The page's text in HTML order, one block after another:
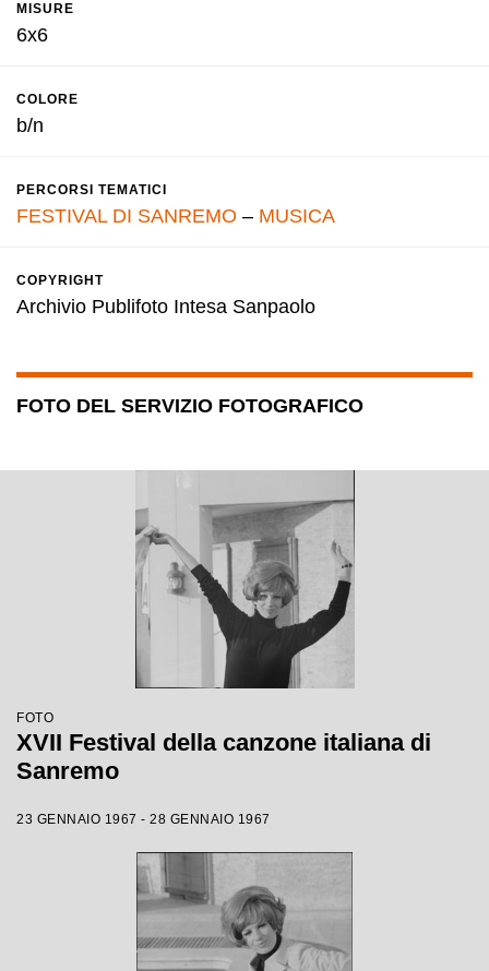
MISURE
6x6
COLORE
b/n
PERCORSI TEMATICI
FESTIVAL DI SANREMO – MUSICA
COPYRIGHT
Archivio Publifoto Intesa Sanpaolo
FOTO DEL SERVIZIO FOTOGRAFICO
FOTO
XVII Festival della canzone italiana di
Sanremo
23 GENNAIO 1967 - 28 GENNAIO 1967